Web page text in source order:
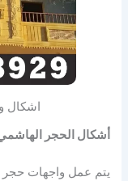
اشكال
أشكال الحجر
يتم عمل واجهات حجر